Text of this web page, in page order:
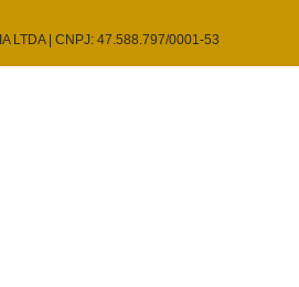
LTDA | CNPJ: 47.588.797/0001-53